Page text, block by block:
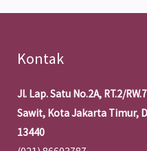
Kontak
Jl. Lap. Satu No.2A, RT.2/
Sawit, Kota Jakarta Timur,
13440